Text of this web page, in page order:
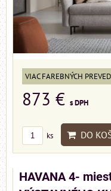
VIAC FAREBNÝCH
873 € s DPH
ks DO
HAVANA 4-